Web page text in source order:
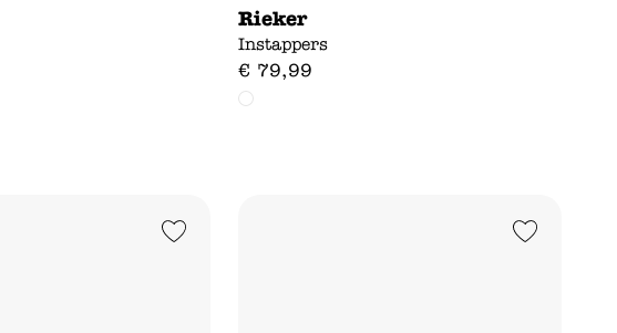
Rieker
Instappers
€ 79,99
Add to Wishlist Add to Wishlist